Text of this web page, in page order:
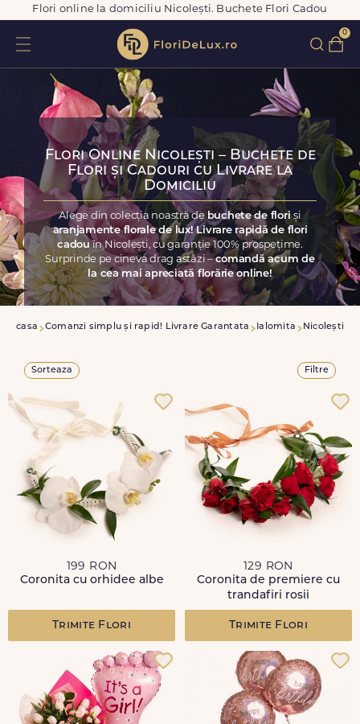
Flori online la domiciliu Nicolești. Buchete Flori Cadou
0
Flori Online Nicolești – Buchete de
Flori și Cadouri cu Livrare la
Domiciliu
Alege din colecția noastră de buchete de floriși
aranjamente florale de lux! Livrare rapidă de flori
cadouîn Nicolești, cu garanție 100% prospețime.
Surprinde pe cineva drag astăzi –comandă acum de
la cea mai apreciată florărie online!
Acasa Comanzi simplu și rapid! Livrare Garantata Ialomita Nicolești
Sorteaza Filtre
199 RON
Coronita cu orhidee albe
Trimite Flori
129 RON
Coronita de premiere cu
trandafiri rosii
Trimite Flori